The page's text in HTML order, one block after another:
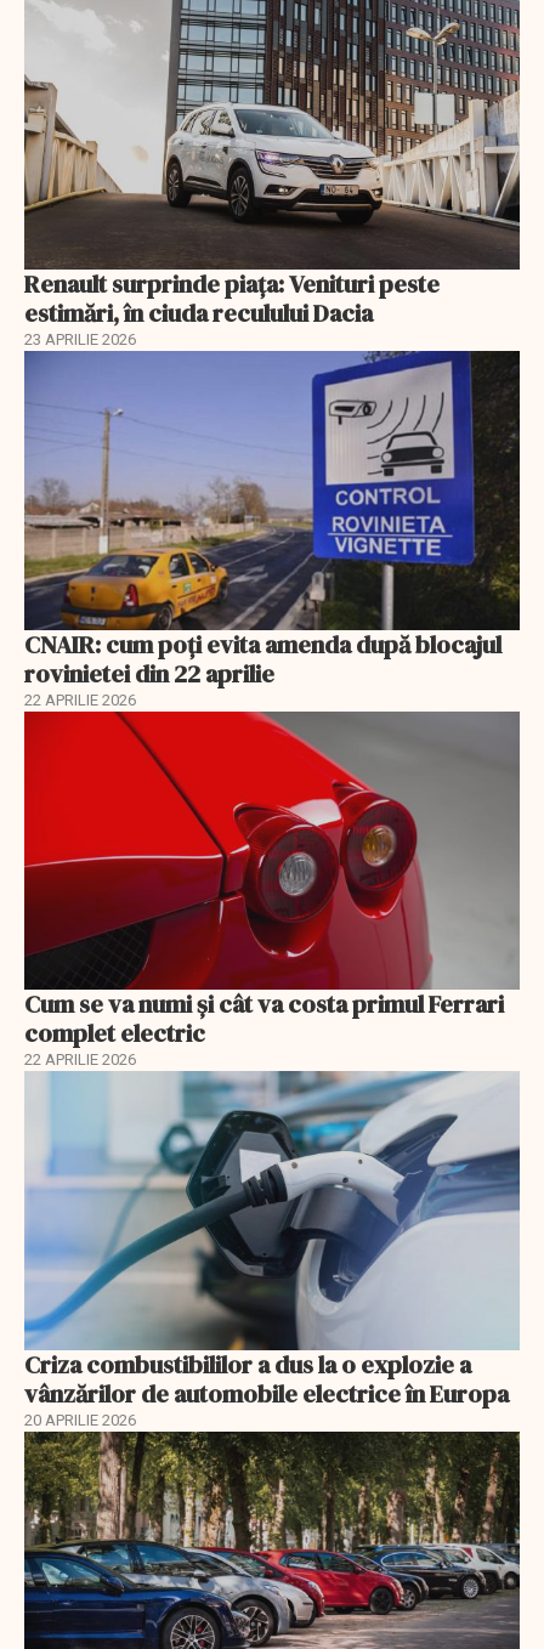
Renault surprinde piața: Venituri peste
estimări, în ciuda reculului Dacia
23 APRILIE 2026
CNAIR: cum poți evita amenda după blocajul
rovinietei din 22 aprilie
22 APRILIE 2026
Cum se va numi şi cât va costa primul Ferrari
complet electric
22 APRILIE 2026
Criza combustibililor a dus la o explozie a
vânzărilor de automobile electrice în Europa
20 APRILIE 2026